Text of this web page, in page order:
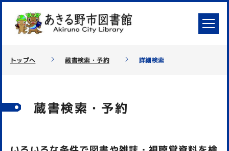
トップへ 蔵書検索・予約 詳細検索
蔵書検索・予約